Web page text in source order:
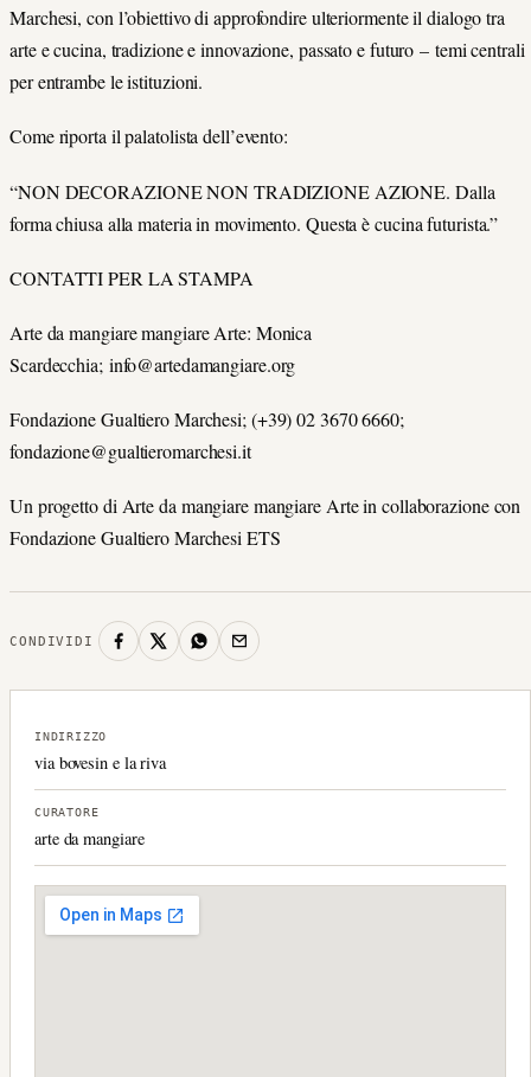
Marchesi, con l’obiettivo di approfondire ulteriormente il dialogo tra
arte e cucina, tradizione e innovazione, passato e futuro – temi centrali
per entrambe le istituzioni.
Come riporta il palatolista dell’evento:
“NON DECORAZIONE NON TRADIZIONE AZIONE. Dalla
forma chiusa alla materia in movimento. Questa è cucina futurista.”
CONTATTI PER LA STAMPA
Arte da mangiare mangiare Arte: Monica
Scardecchia; info@artedamangiare.org
Fondazione Gualtiero Marchesi; (+39) 02 3670 6660;
fondazione@gualtieromarchesi.it
Un progetto di Arte da mangiare mangiare Arte in collaborazione con
Fondazione Gualtiero Marchesi ETS
CONDIVIDI
INDIRIZZO
via bovesin e la riva
CURATORE
arte da mangiare